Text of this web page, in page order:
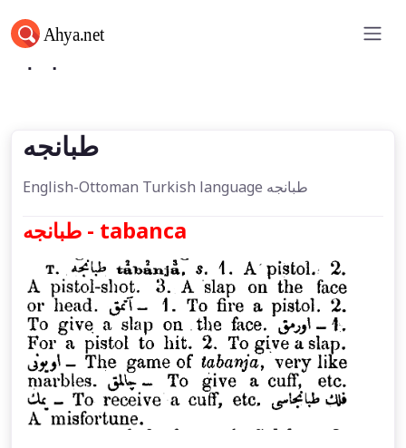
طبانجه
طبانجه
English-Ottoman Turkish language طبانجه
طبانجه - tabanca